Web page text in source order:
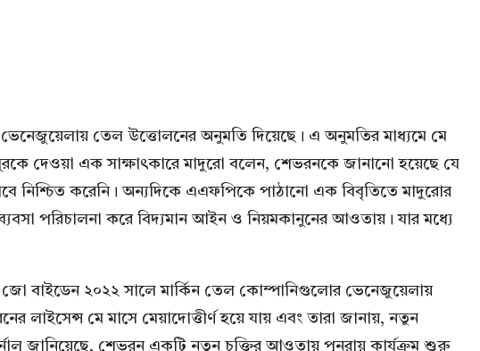
তেল উত্তোলনের অনুমতি দিয়েছে। এ অনুমতির মাধ্যমে মে
দেওয়া এক সাক্ষাৎকারে মাদুরো বলেন, শেভরনকে জানানো হয়েছে যে
নিশ্চিত করেনি। অন্যদিকে এএফপিকে পাঠানো এক বিবৃতিতে মাদুরোর
পরিচালনা করে বিদ্যমান আইন ও নিয়মকানুনের আওতায়। যার মধ্যে
জো বাইডেন ২০২২ সালে মার্কিন তেল কোম্পানিগুলোর ভেনেজুয়েলায়
লাইসেন্স মে মাসে মেয়াদোত্তীর্ণ হয়ে যায় এবং তারা জানায়, নতুন
জানিয়েছে, শেভরন একটি নতুন চুক্তির আওতায় পুনরায় কার্যক্রম শুরু